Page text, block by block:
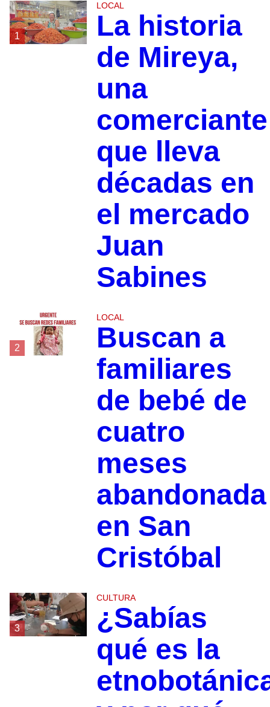
1
LOCAL
La historia
de Mireya,
una
comerciante
que lleva
décadas en
el mercado
Juan
Sabines
2
LOCAL
Buscan a
familiares
de bebé de
cuatro
meses
abandonada
en San
Cristóbal
3
CULTURA
¿Sabías
qué es la